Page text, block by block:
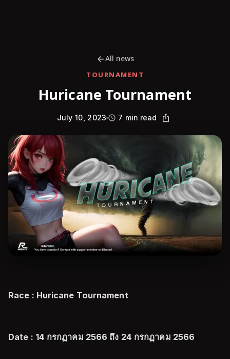
All news
TOURNAMENT
Huricane Tournament
July 10, 2023 7 min read
Race : Huricane Tournament
Date : 14 กรกฏาคม 2566 ถึง 24 กรกฏาคม 2566